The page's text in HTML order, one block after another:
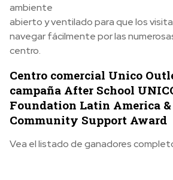
ambiente
abierto y ventilado para que los
navegar fácilmente por las
centro.
Centro comercial Unico
campaña After School
Foundation Latin America &
Community Support Award
Vea el listado de ganadores